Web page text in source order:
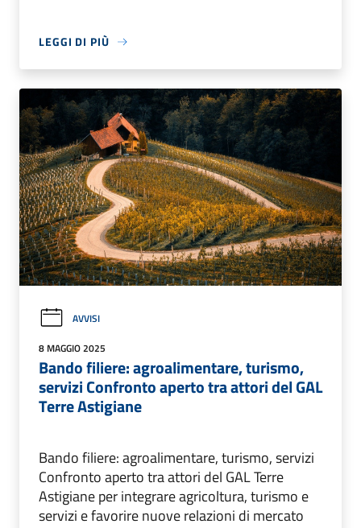
LEGGI DI PIÙ
AVVISI
8 MAGGIO 2025
Bando filiere: agroalimentare, turismo,
servizi Confronto aperto tra attori del GAL
Terre Astigiane
Bando filiere: agroalimentare, turismo, servizi
Confronto aperto tra attori del GAL Terre
Astigiane per integrare agricoltura, turismo e
servizi e favorire nuove relazioni di mercato